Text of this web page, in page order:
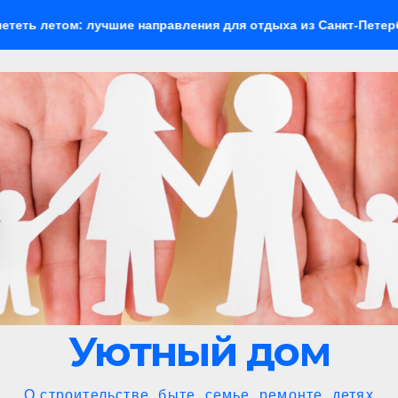
направления для отдыха из Санкт-Петербурга
Уютный дом
О строительстве, быте, семье, ремонте, детях